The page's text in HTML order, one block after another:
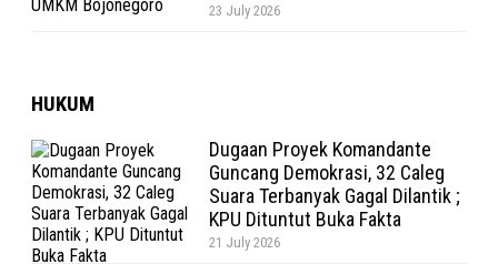
23 July 2026
HUKUM
Dugaan Proyek Komandante
Guncang Demokrasi, 32 Caleg
Suara Terbanyak Gagal Dilantik ;
KPU Dituntut Buka Fakta
21 July 2026